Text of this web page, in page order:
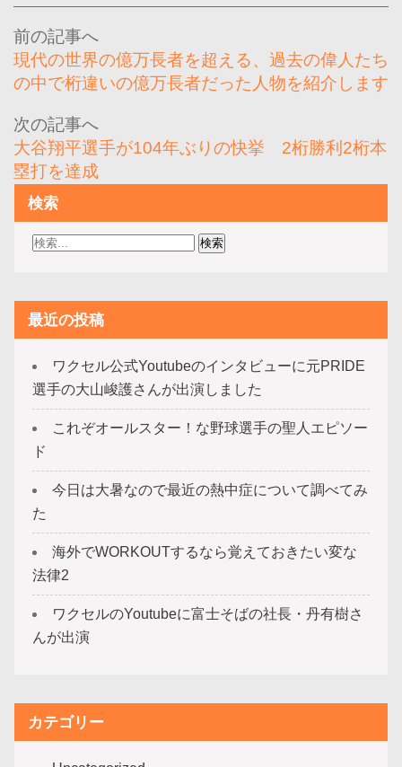
投
稿
ナ
ビ
ゲ
ー
シ
ョ
ン
現代の世界の億万長者を超える、過去の偉人たち
の中で桁違いの億万長者だった人物を紹介します
大谷翔平選手が104年ぶりの快挙 2桁勝利2桁本
塁打を達成
検索
最近の投稿
ワクセル公式Youtubeのインタビューに元PRIDE
選手の大山峻護さんが出演しました
これぞオールスター！な野球選手の聖人エピソー
ド
今日は大暑なので最近の熱中症について調べてみ
た
海外でWORKOUTするなら覚えておきたい変な
法律2
ワクセルのYoutubeに富士そばの社長・丹有樹さ
んが出演
カテゴリー